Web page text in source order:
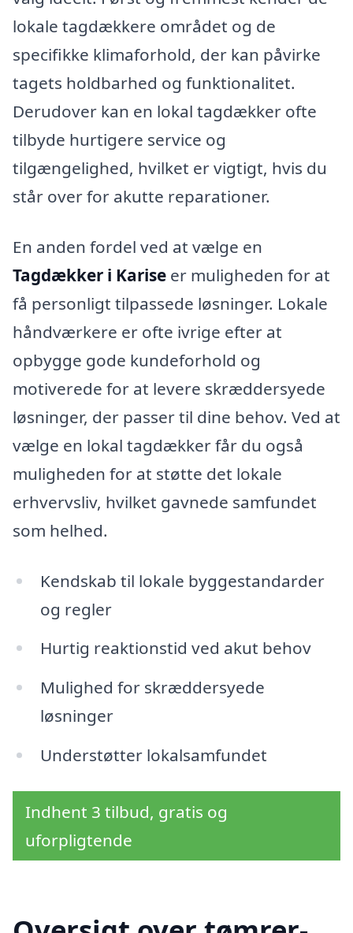
lokale tagdækkere området og de
specifikke klimaforhold, der kan påvirke
tagets holdbarhed og funktionalitet.
Derudover kan en lokal tagdækker ofte
tilbyde hurtigere service og
tilgængelighed, hvilket er vigtigt, hvis du
står over for akutte reparationer.
En anden fordel ved at vælge en
Tagdækker i Karise er muligheden for at
få personligt tilpassede løsninger. Lokale
håndværkere er ofte ivrige efter at
opbygge gode kundeforhold og
motiverede for at levere skræddersyede
løsninger, der passer til dine behov. Ved at
vælge en lokal tagdækker får du også
muligheden for at støtte det lokale
erhvervsliv, hvilket gavnede samfundet
som helhed.
Kendskab til lokale byggestandarder
og regler
Hurtig reaktionstid ved akut behov
Mulighed for skræddersyede
løsninger
Understøtter lokalsamfundet
Indhent 3 tilbud, gratis og
uforpligtende